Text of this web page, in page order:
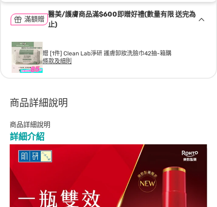
滿額贈
醫美/護膚商品滿$600即贈好禮(數量有限 送完為
止)
贈 [1件] Clean Lab淨研 護膚卸妝洗臉巾42抽-箱購
條款及細則
商品詳細說明
商品詳細說明
詳細介紹